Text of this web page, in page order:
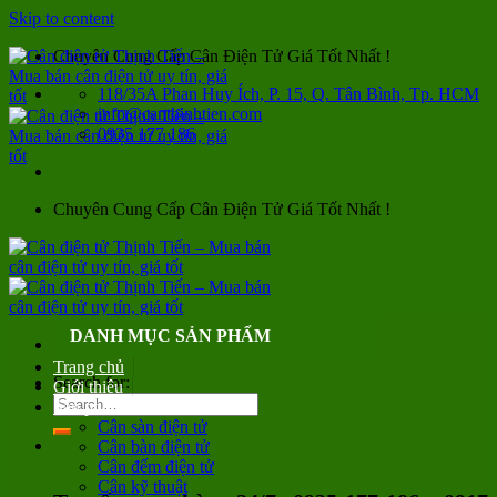
Skip to content
Chuyên Cung Cấp Cân Điện Tử Giá Tốt Nhất !
118/35A Phan Huy Ích, P. 15, Q. Tân Bình, Tp. HCM
info@canthinhtien.com
0935 177 186
Chuyên Cung Cấp Cân Điện Tử Giá Tốt Nhất !
Search for:
DANH MỤC SẢN PHẨM
Trang chủ
Giới thiệu
Sản phẩm
Cân sàn điện tử
Cân bàn điện tử
Cân đếm điện tử
Cân kỹ thuật